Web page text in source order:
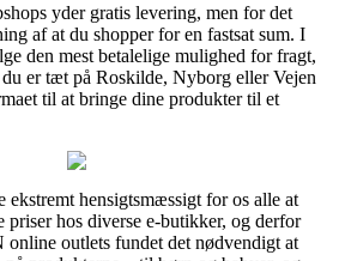
yder gratis levering, men for det
af at du shopper for en fastsat sum. I
den mest betalelige mulighed for fragt,
er tæt på Roskilde, Nyborg eller Vejen
til at bringe dine produkter til et
ekstremt hensigtsmæssigt for os alle at
priser hos diverse e-butikker, og derfor
outlets fundet det nødvendigt at